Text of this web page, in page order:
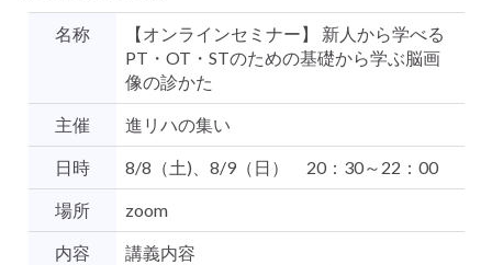
名称
【オンラインセミナー】 新人から学べる
PT・OT・STのための基礎から学ぶ脳画
像の診かた
主催 進リハの集い
日時 8/8（土)、8/9（日） 20：30～22：00
場所 zoom
内容
講義内容